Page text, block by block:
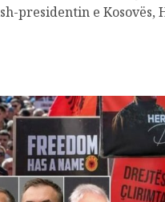
presidentin e Kosovës,